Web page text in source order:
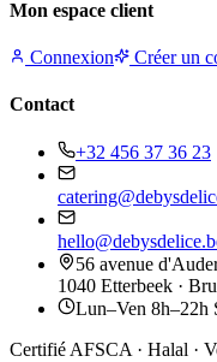
Mon espace client
Connexion Créer un
Contact
+32 456 37 36 23
56 avenue
1040 Etterbeek ·
Lun–Ven 8h–22h
Certifié AFSCA · Halal ·